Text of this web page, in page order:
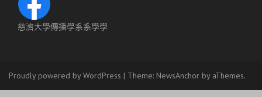
慈濟大學傳播學系系學學
Proudly powered by WordPress | Theme: NewsAnchor by aThemes.